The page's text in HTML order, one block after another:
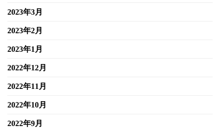
2023年3月
2023年2月
2023年1月
2022年12月
2022年11月
2022年10月
2022年9月